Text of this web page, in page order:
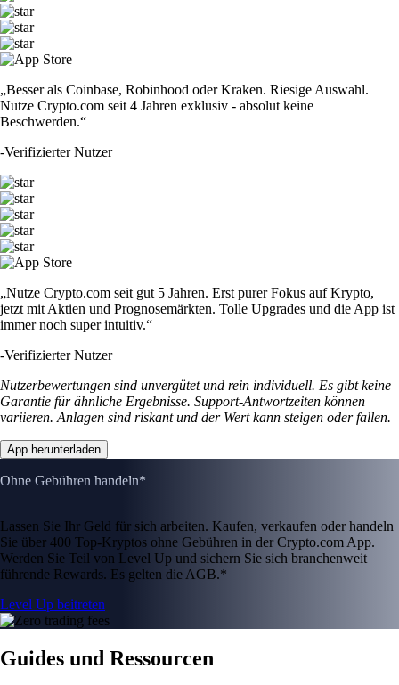
„Besser als Coinbase, Robinhood oder Kraken. Riesige Auswahl.
Nutze Crypto.com seit 4 Jahren exklusiv - absolut keine
Beschwerden.“
-Verifizierter Nutzer
„Nutze Crypto.com seit gut 5 Jahren. Erst purer Fokus auf Krypto,
jetzt mit Aktien und Prognosemärkten. Tolle Upgrades und die App ist
immer noch super intuitiv.“
-Verifizierter Nutzer
Nutzerbewertungen sind unvergütet und rein individuell. Es gibt keine
Garantie für ähnliche Ergebnisse. Support-Antwortzeiten können
variieren. Anlagen sind riskant und der Wert kann steigen oder fallen.
App herunterladen
Ohne Gebühren handeln*
Lassen Sie Ihr Geld für sich arbeiten. Kaufen, verkaufen oder handeln
Sie über 400 Top-Kryptos ohne Gebühren in der Crypto.com App.
Werden Sie Teil von Level Up und sichern Sie sich branchenweit
führende Rewards. Es gelten die AGB.*
Level Up beitreten
Guides und Ressourcen